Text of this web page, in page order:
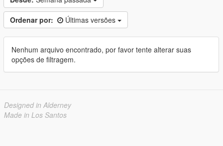
Ordenar por: Últimas versões
Nenhum arquivo encontrado, por favor tente alterar suas
opções de filtragem.
Designed in Alderney
Made in Los Santos